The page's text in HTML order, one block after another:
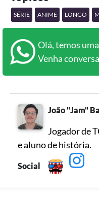
SÉRIE ANIME LONGO
Olá, temos
Venha
João "Jam"
Jogador de
e aluno de história.
Social